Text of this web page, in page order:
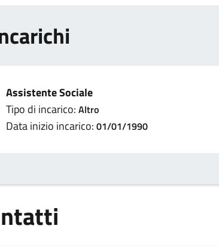
Assistente Sociale
Tipo di incarico:Altro
Data inizio incarico:01/01/1990